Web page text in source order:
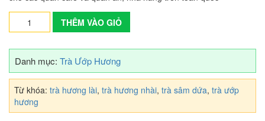
THÊM VÀO GIỎ
Danh mục: Trà Ướp Hương
Từ khóa: trà hương lài, trà hương nhài, trà sâm dứa, trà ướp
hương